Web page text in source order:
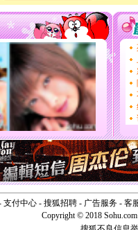
[春节]风
颜！冬去
道一声
[春节]传
片叶子
送你一
[圣诞节]
你太多
要平安
[圣诞节]
能正大
天都要快
[圣诞节]
如意,快
[元旦]看
断电。爱
你是我专
[元旦] 如
起；二是
支付中心- 搜狐招聘- 广告服务- 客
Copyright © 2018